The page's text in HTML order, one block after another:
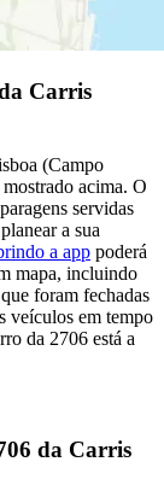
Carris
(Campo
acima. O
servidas
a sua
a app poderá
mapa, incluindo
foram fechadas
veículos em tempo
da 2706 está a
da Carris